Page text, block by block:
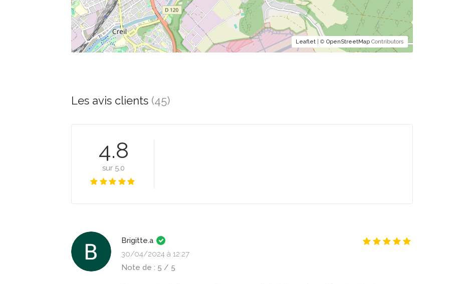
Leaflet| © OpenStreetMapContributors
Les avis clients (45)
4.8
sur 5.0
Brigitte.a
30/04/2024 à 12:27
Note de : 5 / 5